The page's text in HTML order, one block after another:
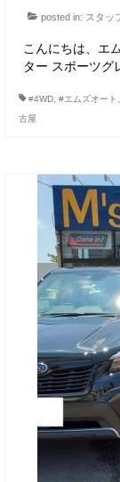
イベント
ニュース
スタッフ
メールフ
電話はこ
posted in: スタッ
こんにちは、エ
ター スポーツグ
#4WD #エムズオート
古屋